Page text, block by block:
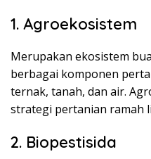
1. Agroekosistem
Merupakan ekosistem
berbagai komponen
ternak, tanah, dan air.
strategi pertanian ramah
2. Biopestisida